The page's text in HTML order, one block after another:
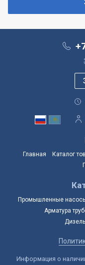
Главная Каталог
Промышленные
Арматура
Информация о